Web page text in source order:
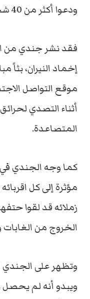
ودعوا أكثر من 40 شخصاً قضوا في هذه الحرائق.
فقد نشر جندي من
إخماد النيران،
موقع التواصل
أثناء التصدي
المتصاعدة.
كما وجه الجندي
مؤثرة إلى كل
زملائه قد لقوا
الخروج من الغابات
وتظهر على الجندي
ويبدو أنه لم يحصل